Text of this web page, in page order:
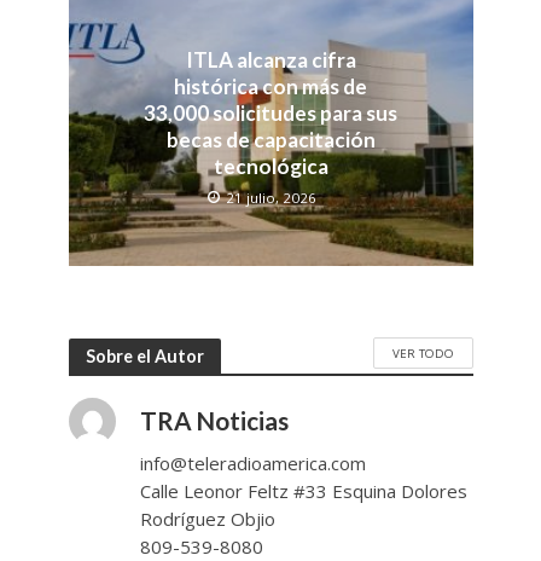
ITLA alcanza cifra
histórica con más de
33,000 solicitudes para sus
becas de capacitación
tecnológica
21 julio, 2026
Sobre el Autor VER TODO
TRA Noticias
info@teleradioamerica.com
Calle Leonor Feltz #33 Esquina Dolores
Rodríguez Objio
809-539-8080